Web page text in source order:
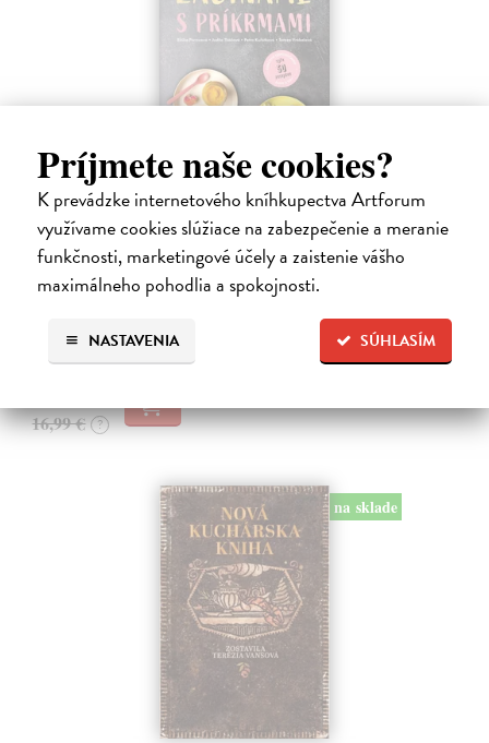
Príjmete naše cookies?
K prevádzke internetového kníhkupectva Artforum
využívame cookies slúžiace na zabezpečenie a meranie
funkčnosti, marketingové účely a zaistenie vášho
maximálneho pohodlia a spokojnosti.
SÚHLASÍM
NASTAVENIA
Začíname s príkrmami
Tkáčová Judita, Pivrncová Eliška, Kuřátková Petra, Vrábelová
Tereza| Kniha
Prvé jedlo dieťatka je preň tým najdôležitejším míľnikom. A pre
rodičov zas veľkým orieškom.
Čaká sa dotlač, vychádza 11.9.2026, zasielame do 12 dní od
dotlače
16,99 € ?
na sklade